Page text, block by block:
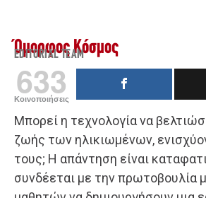
Όμορφος Κόσμος
EDITORIAL TEAM
633
Κοινοποιήσεις
Μπορεί η τεχνολογία να
ζωής των ηλικιωμένων,
τους; Η απάντηση είναι
συνδέεται με την πρωτοβουλία